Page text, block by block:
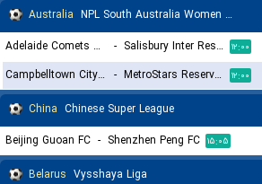
Australia NPL South Australia Women Reserves
Adelaide Comets Reserves (W) - Salisbury Inter Reserves (W) ۱۲:۰۰
Campbelltown City Reserves (W) - MetroStars Reserves (W) ۱۲:۰۰
China Chinese Super League
Beijing Guoan FC - Shenzhen Peng FC ۱۵:۰۵
Belarus Vysshaya Liga